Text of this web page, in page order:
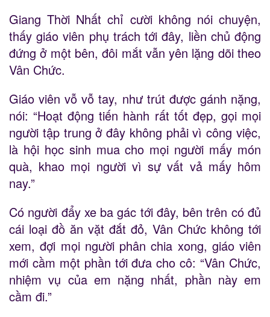
Giang Thời Nhất chỉ cười không nói chuyện,
thấy giáo viên phụ trách tới đây, liền chủ động
đứng ở một bên, đôi mắt vẫn yên lặng dõi theo
Vân Chức.
Giáo viên vỗ vỗ tay, như trút được gánh nặng,
nói: “Hoạt động tiến hành rất tốt đẹp, gọi mọi
người tập trung ở đây không phải vì công việc,
là hội học sinh mua cho mọi người mấy món
quà, khao mọi người vì sự vất vả mấy hôm
nay.”
Có người đẩy xe ba gác tới đây, bên trên có đủ
cái loại đồ ăn vặt đắt đỏ, Vân Chức không tới
xem, đợi mọi người phân chia xong, giáo viên
mới cầm một phần tới đưa cho cô: “Vân Chức,
nhiệm vụ của em nặng nhất, phần này em
cầm đi.”